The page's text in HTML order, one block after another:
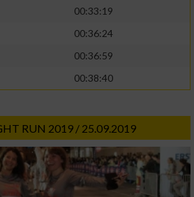
00:33:19
00:36:24
00:36:59
00:38:40
RUN 2019 / 25.09.2019